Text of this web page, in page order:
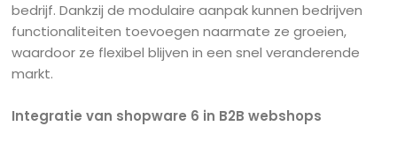
bedrijf. Dankzij de modulaire aanpak kunnen bedrijven
functionaliteiten toevoegen naarmate ze groeien,
waardoor ze flexibel blijven in een snel veranderende
markt.
Integratie van shopware 6 in B2B webshops